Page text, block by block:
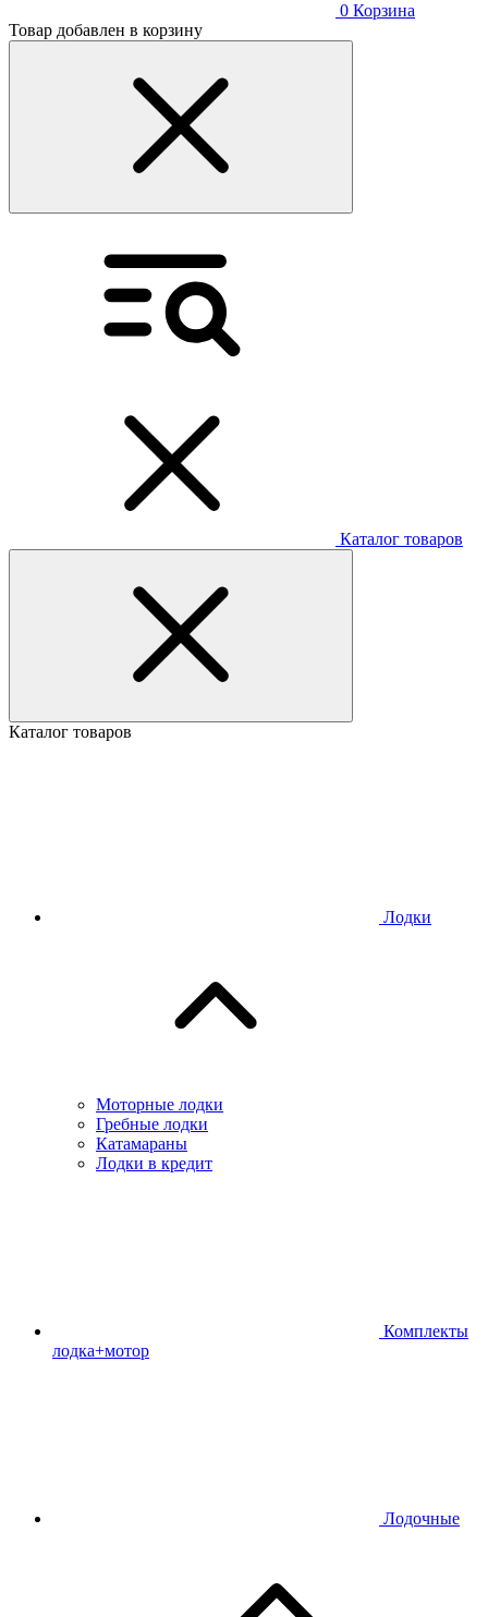
0 Корзина
Товар добавлен в корзину
Каталог товаров
Каталог товаров
Лодки
Моторные лодки
Гребные лодки
Катамараны
Лодки в кредит
Комплекты
лодка+мотор
Лодочные